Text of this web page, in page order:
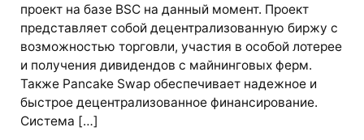
проект на базе BSC на данный момент. Проект
представляет собой децентрализованную биржу с
возможностью торговли, участия в особой лотерее
и получения дивидендов с майнинговых ферм.
Также Pancake Swap обеспечивает надежное и
быстрое децентрализованное финансирование.
Система […]